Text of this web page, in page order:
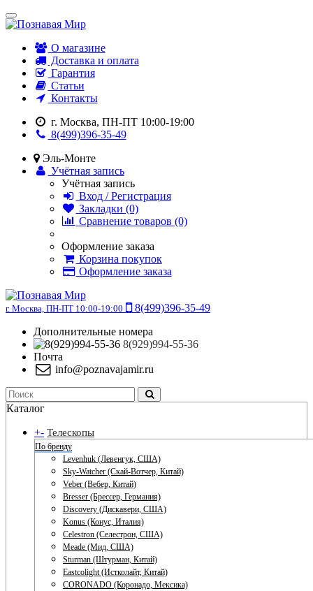
О магазине
Доставка и оплата
Гарантия
Статьи
Контакты
г. Москва, ПН-ПТ 10:00-19:00
8(499)396-35-49
Эль-Монте
Учётная запись
Учётная запись
Вход / Регистрация
Закладки (0)
Сравнение товаров (0)
Оформление заказа
Корзина покупок
Оформление заказа
г. Москва, ПН-ПТ 10:00-19:00
8(499)396-35-49
Дополнительные номера
8(929)994-55-36
Почта
info@poznavajamir.ru
Каталог
+- Телескопы
По бренду
Levenhuk (Левенгук, США)
Sky-Watcher (Скай-Вотчер, Китай)
Veber (Вебер, Китай)
Bresser (Брессер, Германия)
Discovery (Дискавери, США)
Konus (Конус, Италия)
Celestron (Селестрон, США)
Meade (Мид, США)
Sturman (Штурман, Китай)
Eastcolight (Истколайт, Китай)
CORONADO (Коронадо, Мексика)